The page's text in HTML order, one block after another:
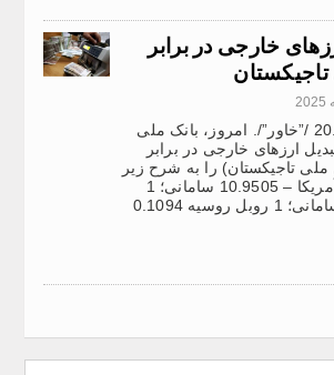
خارجی در برابر
دوشنبه، 20.01.2025 /”خاور”/. امروز، بانک ملی
ارزهای خارجی در برابر
تاجیکستان) را به شرح زیر
تعیین کرد: 1 دلار آمریکا – 10.9505 سامانی؛ 1
یورو – 11.2867 سامانی؛ 1 روبل روسیه 0.1094